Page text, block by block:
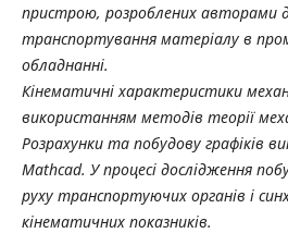
пристрою, розроблених авторами
транспортування матеріалу в
обладнанні.
Кінематичні характеристики
використанням методів теорії
Розрахунки та побудову графіків
Mathcad. У процесі дослідження
руху транспортуючих органів і
кінематичних показників.